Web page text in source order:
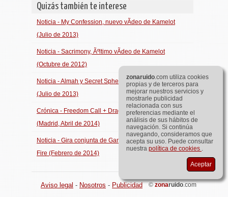
Quizás también te interese
Noticia - My Confession, nuevo vÃ­deo de Kamelot
(Julio de 2013)
Noticia - Sacrimony, Ãºltimo vÃ­deo de Kamelot
(Octubre de 2012)
Noticia - Almah y Secret Sphere vienen en noviembre
(Julio de 2013)
Crónica - Freedom Call + Dragonhammer + In Vain
(Madrid, Abril de 2014)
Noticia - Gira conjunta de Gamma Ray y Rhapsody of
Fire (Febrero de 2014)
Aviso legal - Nosotros - Publicidad ©zonaruido.com
zonaruido.com utiliza cookies
propias y de terceros para
mejorar nuestros servicios y
mostrarle publicidad
relacionada con sus
preferencias mediante el
análisis de sus hábitos de
navegación. Si continúa
navegando, consideramos que
acepta su uso. Puede consultar
nuestra política de cookies .
Aceptar